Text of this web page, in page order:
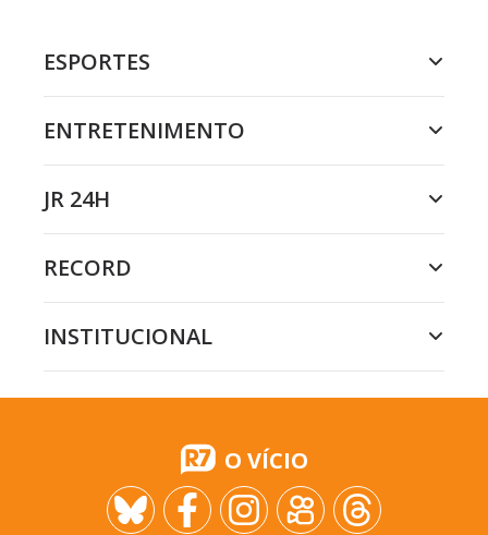
ESPORTES
ENTRETENIMENTO
JR 24H
RECORD
INSTITUCIONAL
O VÍCIO